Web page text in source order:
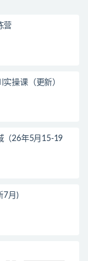
营
操课（更新）
（26年5月15-19
7月)